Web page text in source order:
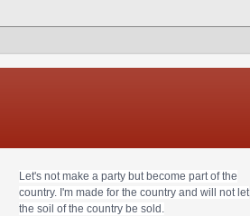
Let's not make a party but become part of the
country. I'm made for the country and will not let
the soil of the country be sold.